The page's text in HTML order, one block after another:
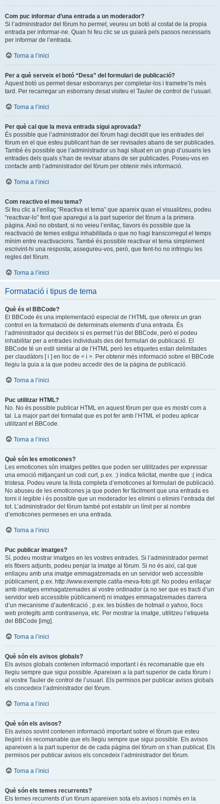
Com puc informar d’una entrada a un moderador?
Si l’administrador del fòrum ho permet, veureu un botó al costat de la propia
entrada per informar-ne. Quan hi feu clic se us guiarà pels passos necessaris
per informar de l’entrada.
Torna a l’inici
Per a què serveix el botó “Desa” del formulari de publicació?
Aquest botó us permet desar esborranys per completar-los i trametre’ls més
tard. Per recarregar un esborrany desat visiteu el Tauler de control de l’usuari.
Torna a l’inici
Per què cal que la meva entrada sigui aprovada?
És possible que l’administrador del fòrum hagi decidit que les entrades del
fòrum en el que esteu publicant han de ser revisades abans de ser publicades.
També és possible que l’administrador us hagi situat en un grup d’usuaris les
entrades dels quals s’han de revisar abans de ser publicades. Poseu-vos en
contacte amb l’administrador del fòrum per obtenir més informació.
Torna a l’inici
Com reactivo el meu tema?
Si feu clic a l’enllaç “Reactiva el tema” que apareix quan el visualitzeu, podeu
“reactivar-lo” fent que aparegui a la part superior del fòrum a la primera
pàgina. Això no obstant, si no veieu l’enllaç, llavors és possible que la
reactivació de temes estigui inhabilitada o que no hagi transcorregut el temps
mínim entre reactivacions. També és possible reactivar el tema simplement
escrivint-hi una resposta; assegureu-vos, però, que fent-ho no infringiu les
regles del fòrum.
Torna a l’inici
Formatació i tipus de tema
Què és el BBCode?
El BBCode és una implementació especial de l’HTML que ofereix un gran
control en la formatació de determinats elements d’una entrada. És
l’administrador qui decideix si es permet l’ús del BBCode, però el podeu
inhabilitar per a entrades individuals des del formulari de publicació. El
BBCode té un estil similar al de l’HTML però les etiquetes estan delimitades
per claudàtors [ i ] en lloc de < i >. Per obtenir més informació sobre el BBCode
llegiu la guia a la que podeu accedir des de la pàgina de publicació.
Torna a l’inici
Puc utilitzar HTML?
No. No és possible publicar HTML en aquest fòrum per que es mostri com a
tal. La major part del formatat que es pot fer amb l’HTML el podeu aplicar
utilitzant el BBCode.
Torna a l’inici
Què són les emoticones?
Les emoticones són imatges petites que poden ser utilitzades per expressar
una emoció mitjançant un codi curt, p.ex. :) indica felicitat, mentre que :( indica
tristesa. Podeu veure la llista completa d’emoticones al formulari de publicació.
No abuseu de les emoticones ja que poden fer fàcilment que una entrada es
torni il·legible i és possible que un moderador les elimini o elimini l’entrada del
tot. L’administrador del fòrum també pot establir un límit per al nombre
d’emoticones permeses en una entrada.
Torna a l’inici
Puc publicar imatges?
Sí, podeu mostrar imatges en les vostres entrades. Si l’administrador permet
els fitxers adjunts, podeu penjar la imatge al fòrum. Si no és així, cal que
enllaçeu amb una imatge emmagatzemada en un servidor web accessible
públicament, p.ex. http://www.exemple.cat/la-meva-foto.gif. No podeu enllaçar
amb imatges emmagatzemades al vostre ordinador (a no ser que es tracti d’un
servidor web accessible públicament) ni imatges emmagatzemades darrera
d’un mecanisme d’autenticació , p.ex. les bústies de hotmail o yahoo, llocs
web protegits amb contrasenya, etc. Per mostrar la imatge, utilitzeu l’etiqueta
del BBCode [img].
Torna a l’inici
Què són els avisos globals?
Els avisos globals contenen informació important i és recomanable que els
llegiu sempre que sigui possible. Apareixen a la part superior de cada fòrum i
al vostre Tauler de control de l’usuari. Els permisos per publicar avisos globals
els concedeix l’administrador del fòrum.
Torna a l’inici
Què són els avisos?
Els avisos sovint contenen informació important sobre el fòrum que esteu
llegint i és recomanable que els llegiu sempre que sigui possible. Els avisos
apareixen a la part superior de de cada pàgina del fòrum on s’han publicat. Els
permisos per publicar avisos els concedeix l’administrador del fòrum.
Torna a l’inici
Què són els temes recurrents?
Els temes recurrents d’un fòrum apareixen sota els avisos i només en la